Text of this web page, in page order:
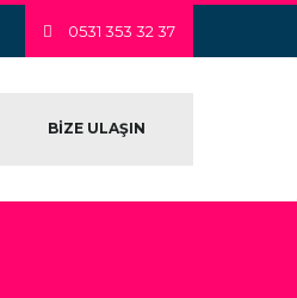
0531 353 32 37
BİZE ULAŞIN